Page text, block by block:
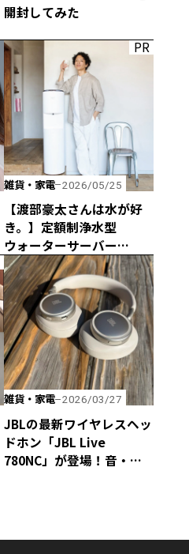
開封してみた
PR
雑貨・家電 2026/05/25
【渡部豪太さんは水が好
き。】定額制浄水型
ウォーターサーバー
every frecious tallを
使ってみた
雑貨・家電 2026/03/27
JBLの最新ワイヤレスヘッ
ドホン「JBL Live
780NC」が登場！音・装